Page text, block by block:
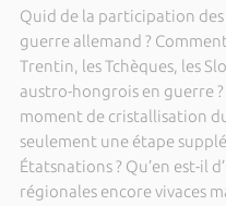
Quid de la participation des
guerre allemand ?
Trentin, les Tchèques, les
austro-hongrois en guerre
moment de cristallisation
seulement une étape
Étatsnations ? Qu’en est-il
régionales encore vivaces